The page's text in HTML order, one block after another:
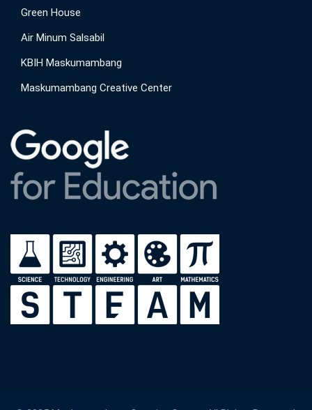
Green House
Air Minum Salsabil
KBIH Maskumambang
Maskumambang Creative Center